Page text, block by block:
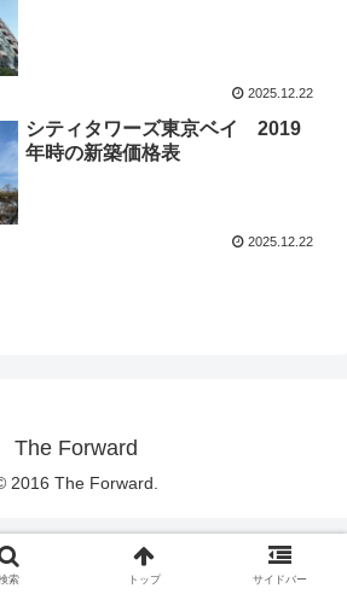
2025.12.22
シティタワーズ東京ベイ 2019
年時の新築価格表
2025.12.22
The Forward
2016 The Forward.
索 トップ サイドバー